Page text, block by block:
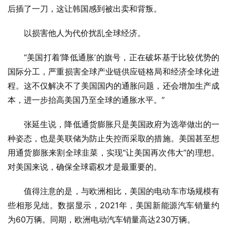
后插了一刀，这让韩国感到被出卖和背叛。
以损害他人为代价扰乱全球经济。
“美国打着‘降低通胀’的旗号，正在破坏基于比较优势的
国际分工，严重损害全球产业链供应链格局和经济全球化进
程。这不仅解决不了美国国内的通胀问题，还会增加生产成
本，进一步抬高美国乃至全球的通胀水平。”
张延生说，降低通货膨胀只是美国政府为选举做出的一
种姿态，也是美联储为防止失控而采取的措施。美国甚至想
用通货膨胀来割全球韭菜，实现“让美国再次伟大”的理想。
对美国来说，确保全球霸权才是最重要的。
值得注意的是，与欧洲相比，美国的电动车市场规模有
些相形见绌。数据显示，2021年，美国新能源汽车销量约
为60万辆。同期，欧洲电动汽车销量高达230万辆。